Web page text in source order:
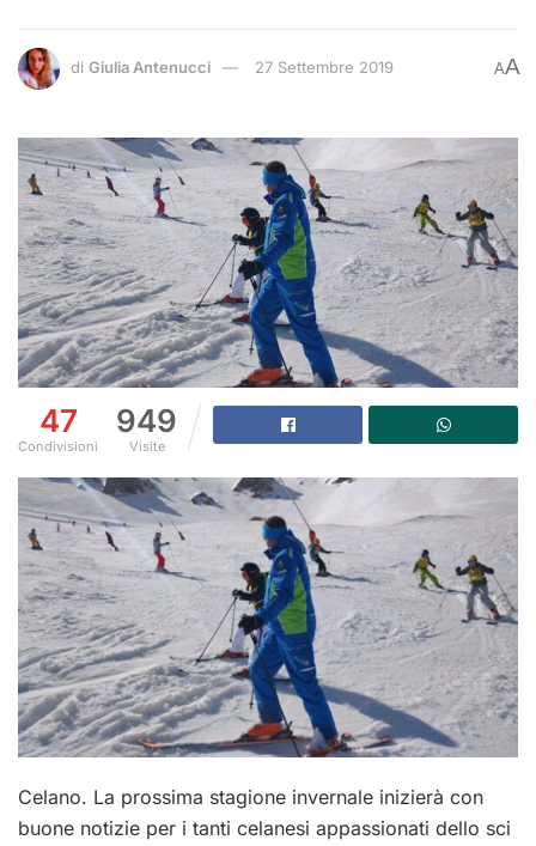
di Giulia Antenucci 27 Settembre 2019 AA
47
Condivisioni
949
Visite
Celano. La prossima stagione invernale inizierà con
buone notizie per i tanti celanesi appassionati dello sci